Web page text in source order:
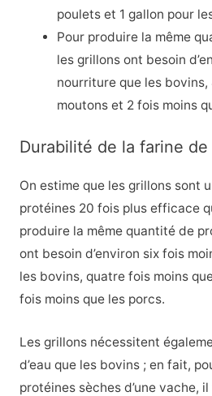
poulets et 1 gallon pour
Pour produire la même
les grillons ont besoin
nourriture que les
moutons et 2 fois moins
Durabilité de la farine
On estime que les grillons sont
protéines 20 fois plus efficace
produire la même quantité de
ont besoin d’environ six fois
les bovins, quatre fois moins
fois moins que les porcs.
Les grillons nécessitent
d’eau que les bovins ; en fait,
protéines sèches d’une vache,